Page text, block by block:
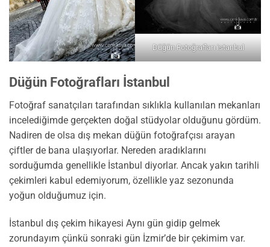
Düğün Fotoğrafları istanbul
Düğün Fotoğrafları İstanbul
Fotoğraf sanatçıları tarafından sıklıkla kullanılan mekanları
incelediğimde gerçekten doğal stüdyolar olduğunu gördüm.
Nadiren de olsa dış mekan düğün fotoğrafçısı arayan
çiftler de bana ulaşıyorlar. Nereden aradıklarını
sorduğumda genellikle İstanbul diyorlar. Ancak yakın tarihli
çekimleri kabul edemiyorum, özellikle yaz sezonunda
yoğun olduğumuz için.
İstanbul dış çekim hikayesi Aynı gün gidip gelmek
zorundayım çünkü sonraki gün İzmir’de bir çekimim var.